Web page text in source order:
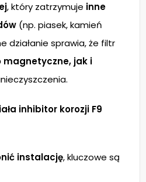
, który zatrzymuje inne
(np. piasek, kamień
działanie sprawia, że filtr
magnetyczne, jak i
inhibitor korozji F9
instalację, kluczowe są